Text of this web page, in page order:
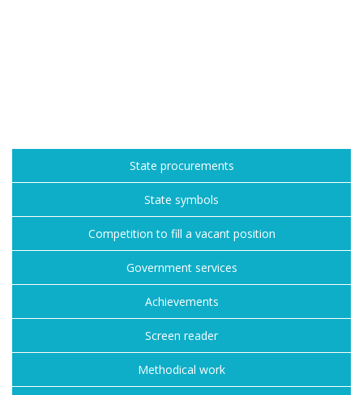
State procurements
State symbols
Competition to fill a vacant position
Government services
Achievements
Screen reader
Methodical work